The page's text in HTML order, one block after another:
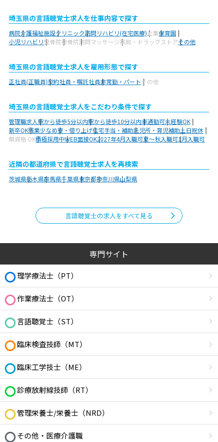
埼玉県の言語聴覚士求人を仕事内容で探す
病院介護福祉施設クリニック訪問リハビリ(在宅医療)企業保育園
小児リハビリ整骨院接骨院訪問マッサージ薬局・ドラッグストアその他
埼玉県の言語聴覚士求人を雇用形態で探す
正社員(正職員)契約社員・嘱託社員非常勤・パートその他
埼玉県の言語聴覚士求人をこだわり条件で探す
管理職求人駅から徒歩5分以内駅から徒歩10分以内車通勤可未経験OK
新卒OK残業少なめ寮・借り上げ住宅手当・補助託児所・育児補助土日祝休
無資格 OK積極採用中WEB面接OK2027年4月入職可夏～秋入職可1月入職可
近隣の都道府県で言語聴覚士求人を再検索
茨城県栃木県群馬県千葉県東京都神奈川県山梨県
言語聴覚士の求人をすべて見る
専門サイト
理学療法士（PT）
作業療法士（OT）
言語聴覚士（ST）
臨床検査技師（MT）
臨床工学技士（ME）
診療放射線技師（RT）
管理栄養士/栄養士（NRD）
その他・医療介護職